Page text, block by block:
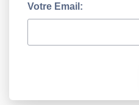
Votre Email: